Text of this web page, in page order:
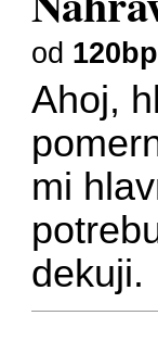
od
Ahoj,
mi
dekuji.